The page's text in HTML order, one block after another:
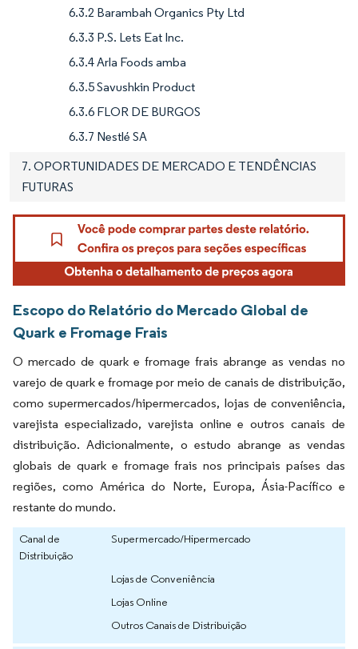
6.3.2 Barambah Organics Pty Ltd
6.3.3 P.S. Lets Eat Inc.
6.3.4 Arla Foods amba
6.3.5 Savushkin Product
6.3.6 FLOR DE BURGOS
6.3.7 Nestlé SA
7. OPORTUNIDADES DE MERCADO E TENDÊNCIAS
FUTURAS
Escopo do Relatório do Mercado Global de
Quark e Fromage Frais
O mercado de quark e fromage frais abrange as vendas no
varejo de quark e fromage por meio de canais de distribuição,
como supermercados/hipermercados, lojas de conveniência,
varejista especializado, varejista online e outros canais de
distribuição. Adicionalmente, o estudo abrange as vendas
globais de quark e fromage frais nos principais países das
regiões, como América do Norte, Europa, Ásia-Pacífico e
restante do mundo.
Canal de
Distribuição
Supermercado/Hipermercado
Lojas de Conveniência
Lojas Online
Outros Canais de Distribuição